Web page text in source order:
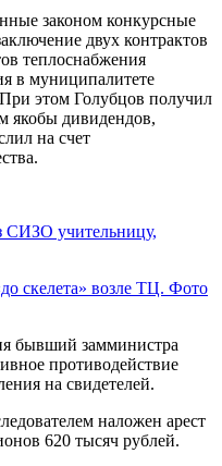
законом конкурсные
двух контрактов
теплоснабжения
в муниципалитете
этом Голубцов получил
якобы дивидендов,
на счет
СИЗО учительницу,
скелета» возле ТЦ. Фото
бывший замминистра
противодействие
на свидетелей.
наложен арест
620 тысяч рублей.